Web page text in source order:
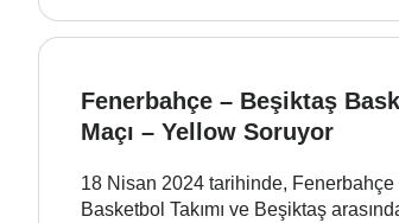
Fenerbahçe – Beşiktaş
Maçı – Yellow Soruyor
18 Nisan 2024 tarihinde, Fenerbahçe
Basketbol Takımı ve Beşiktaş